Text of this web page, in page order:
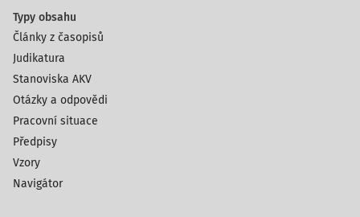
Typy obsahu
Články z časopisů
Judikatura
Stanoviska AKV
Otázky a odpovědi
Pracovní situace
Předpisy
Vzory
Navigátor